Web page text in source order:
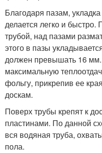
Благодаря пазам,
делается легко и быстро.
трубой, над пазами
этого в пазы
должен превышать 16 мм.
максимальную
фольгу, прикрепив ее
доскам.
Поверх трубы крепят к
пластинами. По данной
вся водяная труба,
пола.